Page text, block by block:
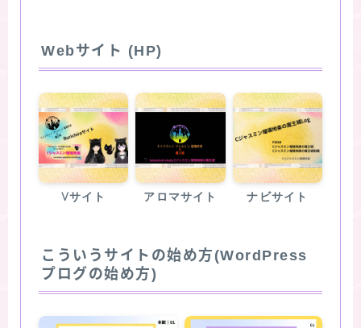
Webサイト (HP)
Vサイト アロマサイト ナビサイト
こういうサイトの始め方(WordPress
プログの始め方)